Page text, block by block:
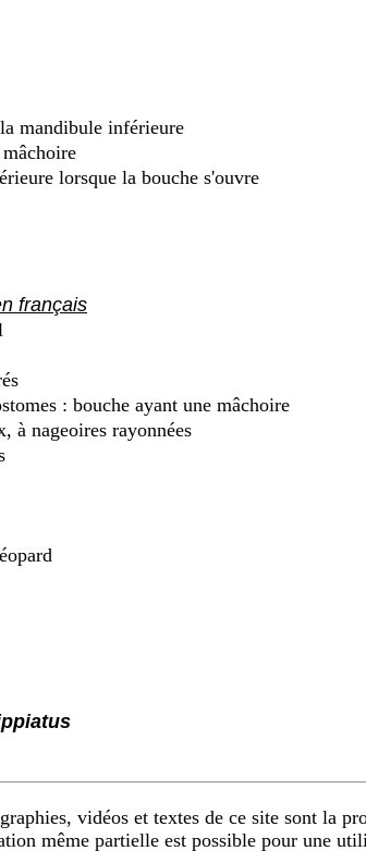
mandibule inférieure
lorsque la bouche s'ouvre
français
: bouche ayant une mâchoire
à nageoires rayonnées
vidéos et textes de ce site sont la
même partielle est possible pour une